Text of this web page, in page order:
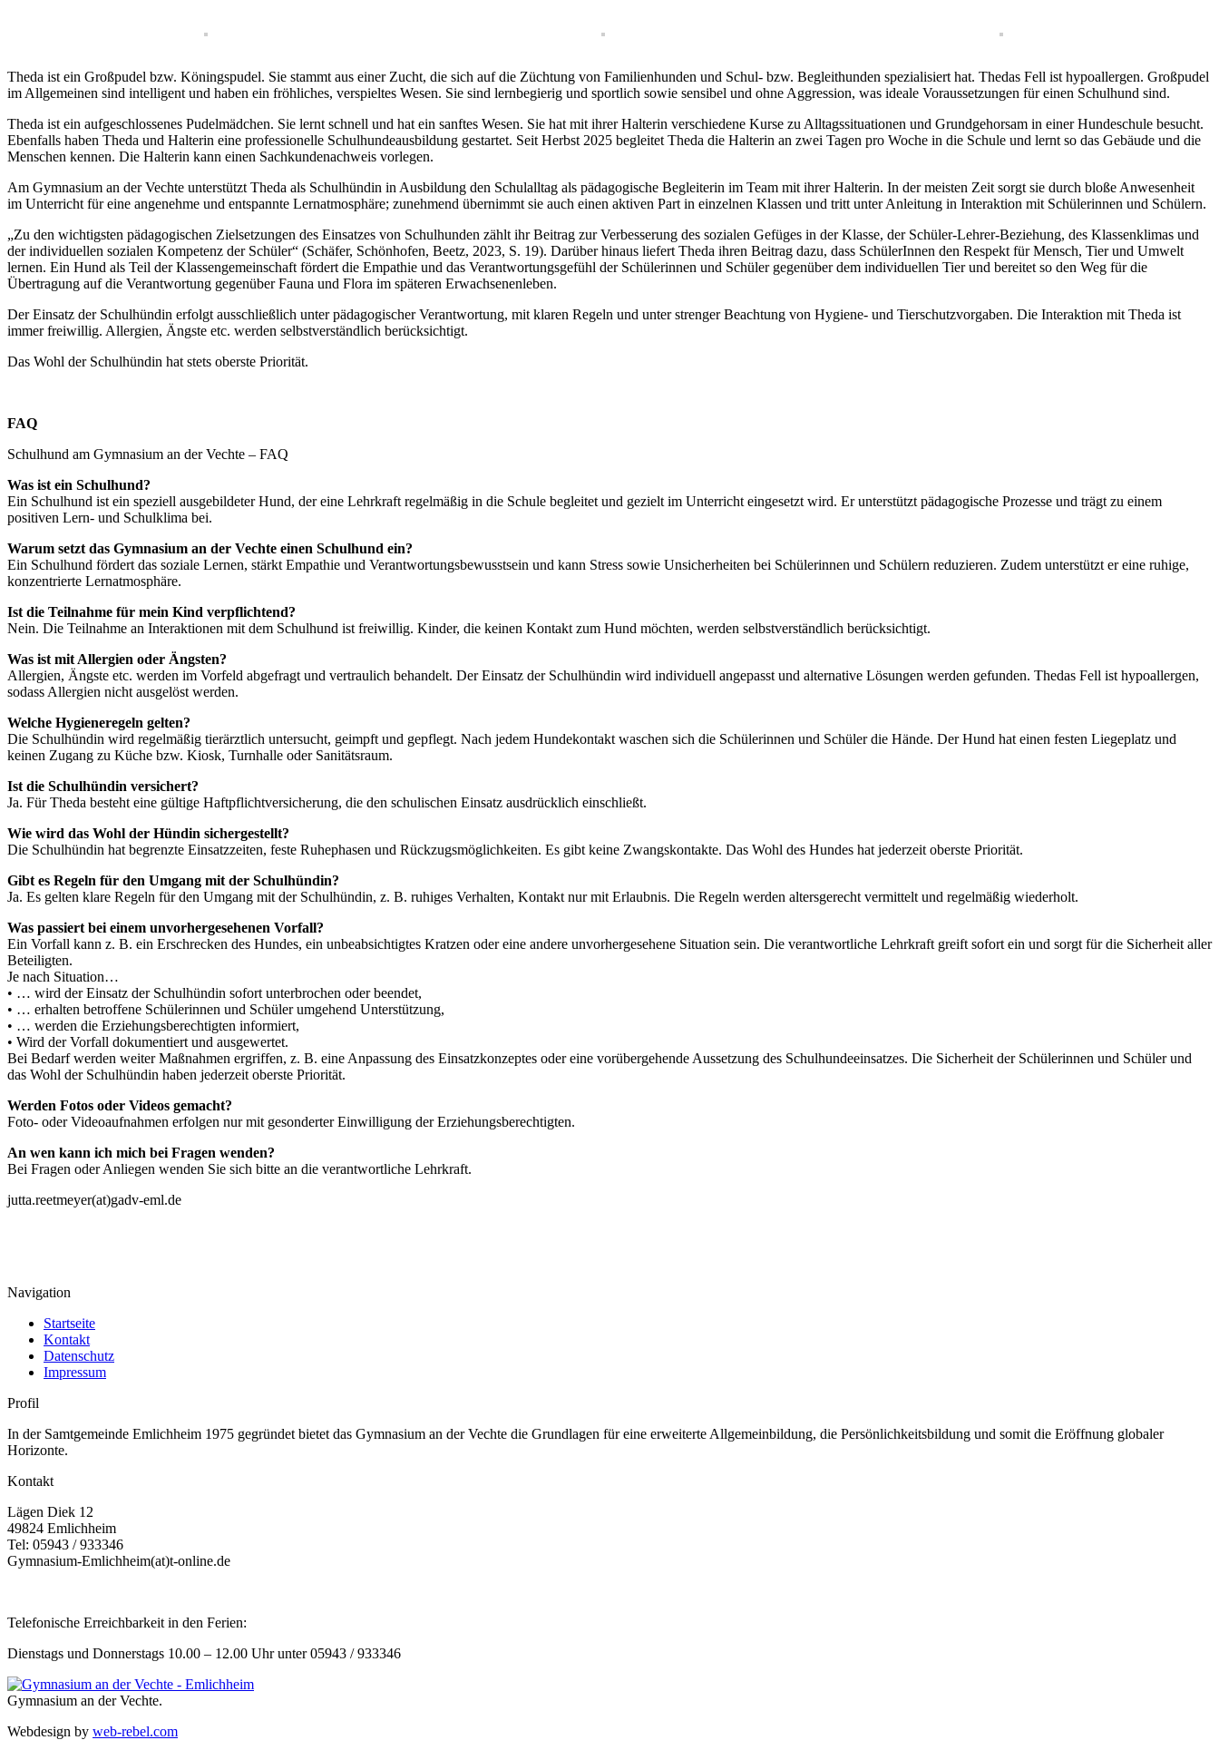
Theda ist ein Großpudel bzw. Köningspudel. Sie stammt aus einer Zucht, die sich auf die Züchtung von Familienhunden und Schul- bzw. Begleithunden spezialisiert hat. Thedas Fell ist hypoallergen. Großpudel
im Allgemeinen sind intelligent und haben ein fröhliches, verspieltes Wesen. Sie sind lernbegierig und sportlich sowie sensibel und ohne Aggression, was ideale Voraussetzungen für einen Schulhund sind.
Theda ist ein aufgeschlossenes Pudelmädchen. Sie lernt schnell und hat ein sanftes Wesen. Sie hat mit ihrer Halterin verschiedene Kurse zu Alltagssituationen und Grundgehorsam in einer Hundeschule besucht.
Ebenfalls haben Theda und Halterin eine professionelle Schulhundeausbildung gestartet. Seit Herbst 2025 begleitet Theda die Halterin an zwei Tagen pro Woche in die Schule und lernt so das Gebäude und die
Menschen kennen. Die Halterin kann einen Sachkundenachweis vorlegen.
Am Gymnasium an der Vechte unterstützt Theda als Schulhündin in Ausbildung den Schulalltag als pädagogische Begleiterin im Team mit ihrer Halterin. In der meisten Zeit sorgt sie durch bloße Anwesenheit
im Unterricht für eine angenehme und entspannte Lernatmosphäre; zunehmend übernimmt sie auch einen aktiven Part in einzelnen Klassen und tritt unter Anleitung in Interaktion mit Schülerinnen und Schülern.
„Zu den wichtigsten pädagogischen Zielsetzungen des Einsatzes von Schulhunden zählt ihr Beitrag zur Verbesserung des sozialen Gefüges in der Klasse, der Schüler-Lehrer-Beziehung, des Klassenklimas und
der individuellen sozialen Kompetenz der Schüler“ (Schäfer, Schönhofen, Beetz, 2023, S. 19). Darüber hinaus liefert Theda ihren Beitrag dazu, dass SchülerInnen den Respekt für Mensch, Tier und Umwelt
lernen. Ein Hund als Teil der Klassengemeinschaft fördert die Empathie und das Verantwortungsgefühl der Schülerinnen und Schüler gegenüber dem individuellen Tier und bereitet so den Weg für die
Übertragung auf die Verantwortung gegenüber Fauna und Flora im späteren Erwachsenenleben.
Der Einsatz der Schulhündin erfolgt ausschließlich unter pädagogischer Verantwortung, mit klaren Regeln und unter strenger Beachtung von Hygiene- und Tierschutzvorgaben. Die Interaktion mit Theda ist
immer freiwillig. Allergien, Ängste etc. werden selbstverständlich berücksichtigt.
Das Wohl der Schulhündin hat stets oberste Priorität.
FAQ
Schulhund am Gymnasium an der Vechte – FAQ
Was ist ein Schulhund?
Ein Schulhund ist ein speziell ausgebildeter Hund, der eine Lehrkraft regelmäßig in die Schule begleitet und gezielt im Unterricht eingesetzt wird. Er unterstützt pädagogische Prozesse und trägt zu einem
positiven Lern- und Schulklima bei.
Warum setzt das Gymnasium an der Vechte einen Schulhund ein?
Ein Schulhund fördert das soziale Lernen, stärkt Empathie und Verantwortungsbewusstsein und kann Stress sowie Unsicherheiten bei Schülerinnen und Schülern reduzieren. Zudem unterstützt er eine ruhige,
konzentrierte Lernatmosphäre.
Ist die Teilnahme für mein Kind verpflichtend?
Nein. Die Teilnahme an Interaktionen mit dem Schulhund ist freiwillig. Kinder, die keinen Kontakt zum Hund möchten, werden selbstverständlich berücksichtigt.
Was ist mit Allergien oder Ängsten?
Allergien, Ängste etc. werden im Vorfeld abgefragt und vertraulich behandelt. Der Einsatz der Schulhündin wird individuell angepasst und alternative Lösungen werden gefunden. Thedas Fell ist hypoallergen,
sodass Allergien nicht ausgelöst werden.
Welche Hygieneregeln gelten?
Die Schulhündin wird regelmäßig tierärztlich untersucht, geimpft und gepflegt. Nach jedem Hundekontakt waschen sich die Schülerinnen und Schüler die Hände. Der Hund hat einen festen Liegeplatz und
keinen Zugang zu Küche bzw. Kiosk, Turnhalle oder Sanitätsraum.
Ist die Schulhündin versichert?
Ja. Für Theda besteht eine gültige Haftpflichtversicherung, die den schulischen Einsatz ausdrücklich einschließt.
Wie wird das Wohl der Hündin sichergestellt?
Die Schulhündin hat begrenzte Einsatzzeiten, feste Ruhephasen und Rückzugsmöglichkeiten. Es gibt keine Zwangskontakte. Das Wohl des Hundes hat jederzeit oberste Priorität.
Gibt es Regeln für den Umgang mit der Schulhündin?
Ja. Es gelten klare Regeln für den Umgang mit der Schulhündin, z. B. ruhiges Verhalten, Kontakt nur mit Erlaubnis. Die Regeln werden altersgerecht vermittelt und regelmäßig wiederholt.
Was passiert bei einem unvorhergesehenen Vorfall?
Ein Vorfall kann z. B. ein Erschrecken des Hundes, ein unbeabsichtigtes Kratzen oder eine andere unvorhergesehene Situation sein. Die verantwortliche Lehrkraft greift sofort ein und sorgt für die Sicherheit aller
Beteiligten.
Je nach Situation…
• … wird der Einsatz der Schulhündin sofort unterbrochen oder beendet,
• … erhalten betroffene Schülerinnen und Schüler umgehend Unterstützung,
• … werden die Erziehungsberechtigten informiert,
• Wird der Vorfall dokumentiert und ausgewertet.
Bei Bedarf werden weiter Maßnahmen ergriffen, z. B. eine Anpassung des Einsatzkonzeptes oder eine vorübergehende Aussetzung des Schulhundeeinsatzes. Die Sicherheit der Schülerinnen und Schüler und
das Wohl der Schulhündin haben jederzeit oberste Priorität.
Werden Fotos oder Videos gemacht?
Foto- oder Videoaufnahmen erfolgen nur mit gesonderter Einwilligung der Erziehungsberechtigten.
An wen kann ich mich bei Fragen wenden?
Bei Fragen oder Anliegen wenden Sie sich bitte an die verantwortliche Lehrkraft.
jutta.reetmeyer(at)gadv-eml.de
Navigation
Startseite
Kontakt
Datenschutz
Impressum
Profil
In der Samtgemeinde Emlichheim 1975 gegründet bietet das Gymnasium an der Vechte die Grundlagen für eine erweiterte Allgemeinbildung, die Persönlichkeitsbildung und somit die Eröffnung globaler
Horizonte.
Kontakt
Lägen Diek 12
49824 Emlichheim
Tel: 05943 / 933346
Gymnasium-Emlichheim(at)t-online.de
Telefonische Erreichbarkeit in den Ferien:
Dienstags und Donnerstags 10.00 – 12.00 Uhr unter 05943 / 933346
Gymnasium an der Vechte.
Webdesign by web-rebel.com